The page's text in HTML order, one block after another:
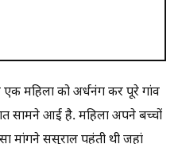
महिला को अर्धनंग कर पूरे गांव
सामने आई है. महिला अपने बच्चों
मांगने ससुराल पहुंती थी जहां